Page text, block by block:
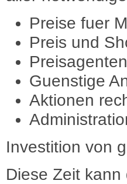
Preise fuer
Preis und
Guenstige
Aktionen
Investition von
Diese Zeit